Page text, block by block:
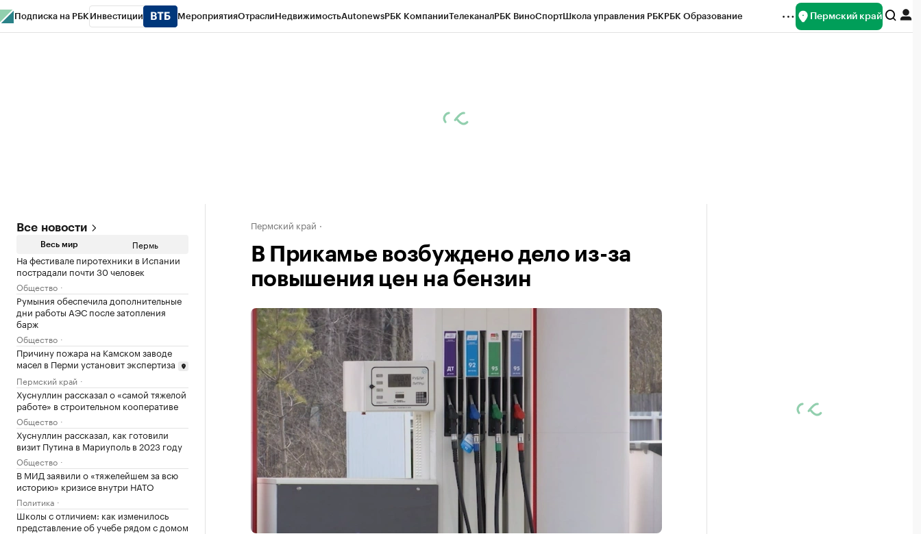
Подписка на РБК Инвестиции МероприятияОтраслиНедвижимостьAutonewsРБК КомпанииТелеканалРБК ВиноСпортШкола управления РБКРБК Образование Пермский край
Все новости
Весь мир Пермь
На фестивале пиротехники в Испании
пострадали почти 30 человек
Общество
Румыния обеспечила дополнительные
дни работы АЭС после затопления
барж
Общество
Причину пожара на Камском заводе
масел в Перми установит экспертиза
Пермский край
Хуснуллин рассказал о «самой тяжелой
работе» в строительном кооперативе
Общество
Хуснуллин рассказал, как готовили
визит Путина в Мариуполь в 2023 году
Общество
В МИД заявили о «тяжелейшем за всю
историю» кризисе внутри НАТО
Политика
Школы с отличием: как изменилось
представление об учебе рядом с домом
Пермский край
В Прикамье возбуждено дело из-за
повышения цен на бензин